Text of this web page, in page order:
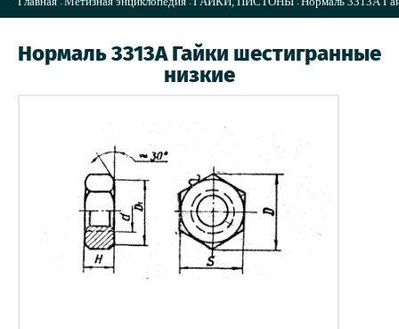
Нормаль 3313А Гайки шестигранные
низкие